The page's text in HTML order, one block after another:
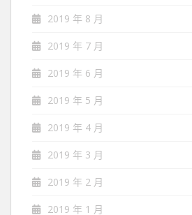
2019 年 8 月
2019 年 7 月
2019 年 6 月
2019 年 5 月
2019 年 4 月
2019 年 3 月
2019 年 2 月
2019 年 1 月